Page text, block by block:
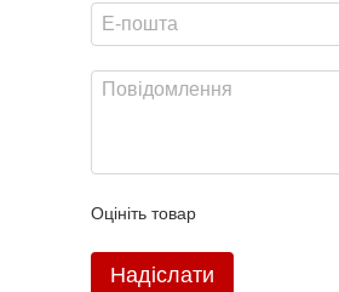
Оцініть товар
Надіслати